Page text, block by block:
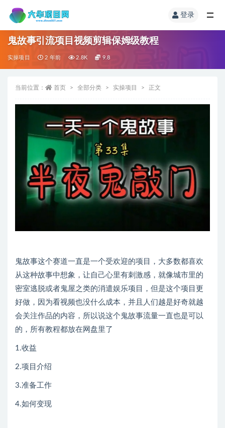
登录
鬼故事引流项目视频剪辑保姆级教程
实操项目 2 年前 2.8K 9.8
当前位置： 首页 全部分类 实操项目 正文
鬼故事这个赛道一直是一个受欢迎的项目，大多数都喜欢
从这种故事中想象，让自己心里有刺激感，就像城市里的
密室逃脱或者鬼屋之类的消遣娱乐项目，但是这个项目更
好做，因为看视频也没什么成本，并且人们越是好奇就越
会关注作品的内容，所以说这个鬼故事流量一直也是可以
的，所有教程都放在网盘里了
1.收益
2.项目介绍
3.准备工作
4.如何变现